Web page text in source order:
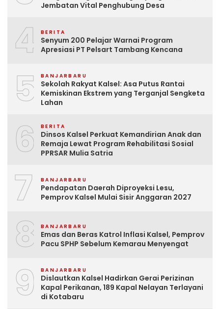
Jembatan Vital Penghubung Desa
4 BERITA
Senyum 200 Pelajar Warnai Program
Apresiasi PT Pelsart Tambang Kencana
5 BANJARBARU
Sekolah Rakyat Kalsel: Asa Putus Rantai
Kemiskinan Ekstrem yang Terganjal Sengketa
Lahan
6 BERITA
Dinsos Kalsel Perkuat Kemandirian Anak dan
Remaja Lewat Program Rehabilitasi Sosial
PPRSAR Mulia Satria
7 BANJARBARU
Pendapatan Daerah Diproyeksi Lesu,
Pemprov Kalsel Mulai Sisir Anggaran 2027
8 BANJARBARU
Emas dan Beras Katrol Inflasi Kalsel, Pemprov
Pacu SPHP Sebelum Kemarau Menyengat
9 BANJARBARU
Dislautkan Kalsel Hadirkan Gerai Perizinan
Kapal Perikanan, 189 Kapal Nelayan Terlayani
di Kotabaru